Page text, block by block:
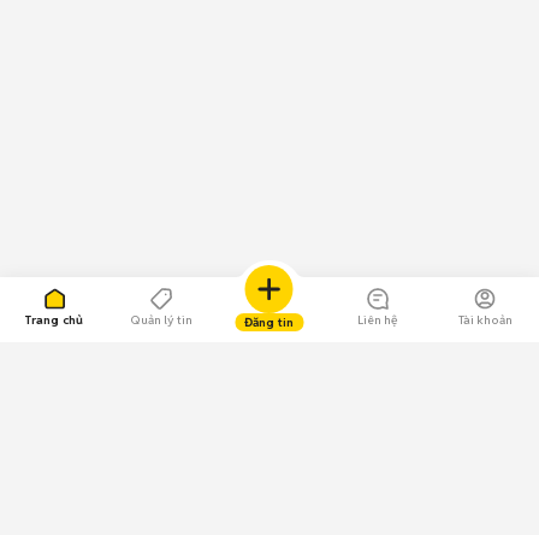
Trang chủ Quản lý tin Đăng tin Liên hệ Tài khoản